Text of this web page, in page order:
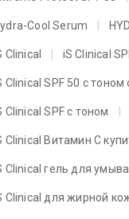
Cool Serum
Clinical iS Clinical
Clinical SPF 50 с тоном
Clinical SPF с тоном
Clinical Витамин C
Clinical гель для
Clinical для жирной